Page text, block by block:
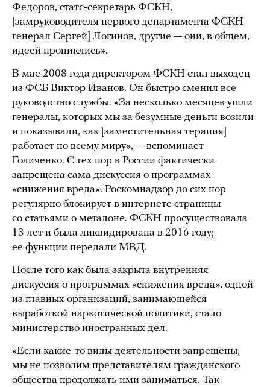
Федоров, статс-секретарь ФСКН,
[замруководителя первого департамента ФСКН
генерал Сергей] Логинов, другие — они, в общем,
идеей прониклись».
В мае 2008 года директором ФСКН стал выходец
из ФСБ Виктор Иванов. Он быстро сменил все
руководство службы. «За несколько месяцев ушли
генералы, которых мы за безумные деньги возили
и показывали, как [заместительная терапия]
работает по всему миру», — вспоминает
Голиченко. С тех пор в России фактически
запрещена сама дискуссия о программах
«снижения вреда». Роскомнадзор до сих пор
регулярно блокирует в интернете страницы
со статьями о метадоне. ФСКН просуществовала
13 лет и была ликвидирована в 2016 году;
ее функции передали МВД.
После того как была закрыта внутренняя
дискуссия о программах «снижения вреда», одной
из главных организаций, занимающейся
выработкой наркотической политики, стало
министерство иностранных дел.
«Если какие-то виды деятельности запрещены,
мы не позволим представителям гражданского
общества продолжать ими заниматься. Так